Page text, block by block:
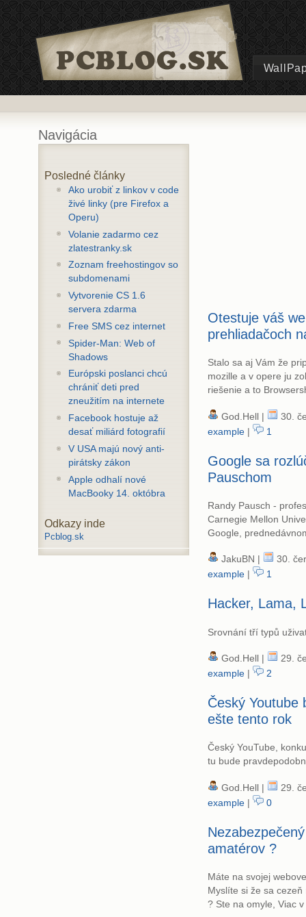
Navigácia
Posledné články
Ako urobiť z linkov v code
živé linky (pre Firefox a
Operu)
Volanie zadarmo cez
zlatestranky.sk
Zoznam freehostingov so
subdomenami
Vytvorenie CS 1.6
servera zdarma
Free SMS cez internet
Spider-Man: Web of
Shadows
Európski poslanci chcú
chrániť deti pred
zneužitím na internete
Facebook hostuje až
desať miliárd fotografií
V USA majú nový anti-
pirátsky zákon
Apple odhalí nové
MacBooky 14. októbra
Odkazy inde
Pcblog.sk
Otestuje váš
prehliadačoch
Stalo sa aj Vám že
mozille a v opere ju
riešenie a to
God.Hell |
30.
example | 1
Google sa
Pauschom
Randy Pausch -
Carnegie Mellon
Google,
JakuBN |
30.
example | 1
Hacker, Lama,
Srovnání tří typů
God.Hell |
29.
example | 2
Český Youtube
ešte tento rok
Český YouTube,
tu bude
God.Hell |
29.
example | 0
amatérov ?
Máte na svojej
Myslíte si že sa
? Ste na omyle, Viac